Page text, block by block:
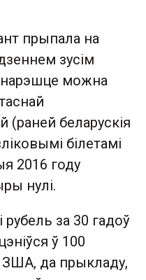
прыпала на
зусім
нарэшце можна
беларускія
білетамі
2016 году
нулі.
рубель за 30 гадоў
ў 100
ЗША, да прыкладу,